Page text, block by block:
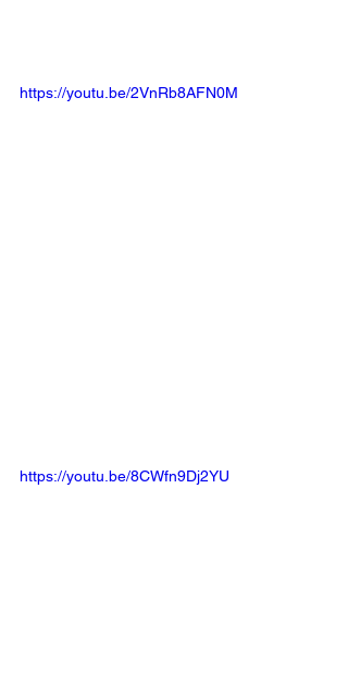
https://youtu.be/2VnRb8AFN0M
https://youtu.be/8CWfn9Dj2YU